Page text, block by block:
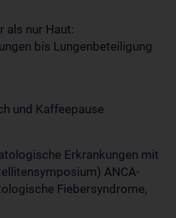
als nur Haut:
bis Lungenbeteiligung
und Kaffeepause
Erkrankungen mit
ANCA-
Fiebersyndrome,